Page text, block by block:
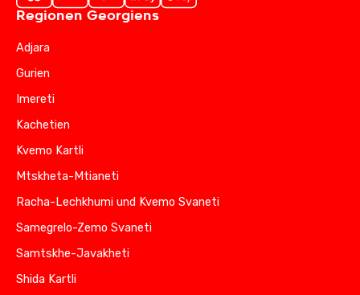
Regionen Georgiens
Adjara
Gurien
Imereti
Kachetien
Kvemo Kartli
Mtskheta-Mtianeti
Racha-Lechkhumi und Kvemo Svaneti
Samegrelo-Zemo Svaneti
Samtskhe-Javakheti
Shida Kartli